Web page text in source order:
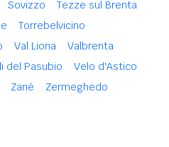
Sovizzo
Tezze sul Brenta
Torrebelvicino
Val Liona
Valbrenta
del Pasubio
Velo d'Astico
Zanè
Zermeghedo